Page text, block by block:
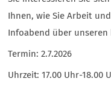
Ihnen, wie Sie Arbeit
Infoabend über unseren
Termin: 2.7.2026
Uhrzeit: 17.00 Uhr-18.00